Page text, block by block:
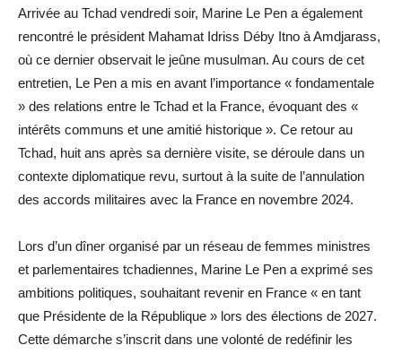
Arrivée au Tchad vendredi soir, Marine Le Pen a également
rencontré le président Mahamat Idriss Déby Itno à Amdjarass,
où ce dernier observait le jeûne musulman. Au cours de cet
entretien, Le Pen a mis en avant l’importance « fondamentale
» des relations entre le Tchad et la France, évoquant des «
intérêts communs et une amitié historique ». Ce retour au
Tchad, huit ans après sa dernière visite, se déroule dans un
contexte diplomatique revu, surtout à la suite de l’annulation
des accords militaires avec la France en novembre 2024.
Lors d’un dîner organisé par un réseau de femmes ministres
et parlementaires tchadiennes, Marine Le Pen a exprimé ses
ambitions politiques, souhaitant revenir en France « en tant
que Présidente de la République » lors des élections de 2027.
Cette démarche s’inscrit dans une volonté de redéfinir les